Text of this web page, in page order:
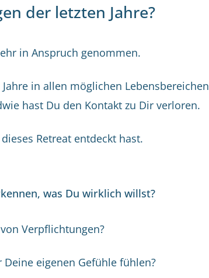
der letzten Jahre?
in Anspruch genommen.
in allen möglichen Lebensbereichen
hast Du den Kontakt zu Dir verloren.
Retreat entdeckt hast.
was Du wirklich willst?
Verpflichtungen?
eigenen Gefühle fühlen?